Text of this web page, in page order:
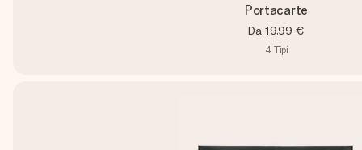
Portacarte
Da 19,99 €
4 Tipi